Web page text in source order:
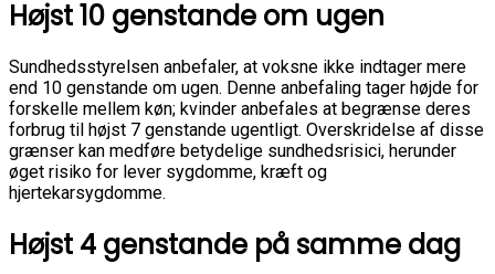
Højst 10 genstande om ugen
Sundhedsstyrelsen anbefaler, at voksne ikke indtager mere
end 10 genstande om ugen. Denne anbefaling tager højde for
forskelle mellem køn; kvinder anbefales at begrænse deres
forbrug til højst 7 genstande ugentligt. Overskridelse af disse
grænser kan medføre betydelige sundhedsrisici, herunder
øget risiko for lever sygdomme, kræft og
hjertekarsygdomme.
Højst 4 genstande på samme dag